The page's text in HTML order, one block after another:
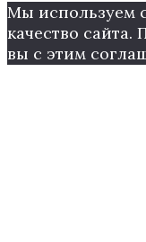
Мы используем
качество сайта.
вы с этим